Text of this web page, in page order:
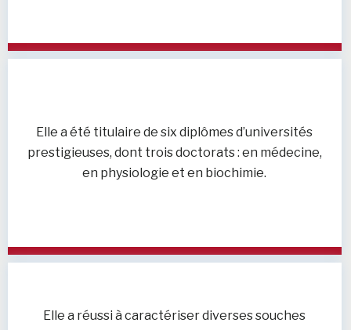
Elle a été titulaire de six diplômes d’universités
prestigieuses, dont trois doctorats : en médecine,
en physiologie et en biochimie.
Elle a réussi à caractériser diverses souches